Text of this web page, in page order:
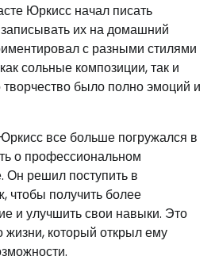
Юркисс начал писать
их на домашний
с разными стилями
сольные композиции, так и
творчество было полно эмоций и
все больше погружался в
о профессиональном
Он решил поступить в
чтобы получить более
и улучшить свои навыки. Это
который открыл ему